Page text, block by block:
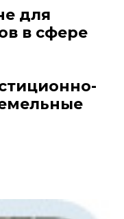
для
в сфере